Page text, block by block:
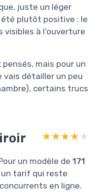
juste un léger
été plutôt positive : le
à l’ouverture
mais pour un
vais détailler un peu
certains trucs
★★★★★
★★★★★
un modèle de 171
un tarif qui reste
en ligne.